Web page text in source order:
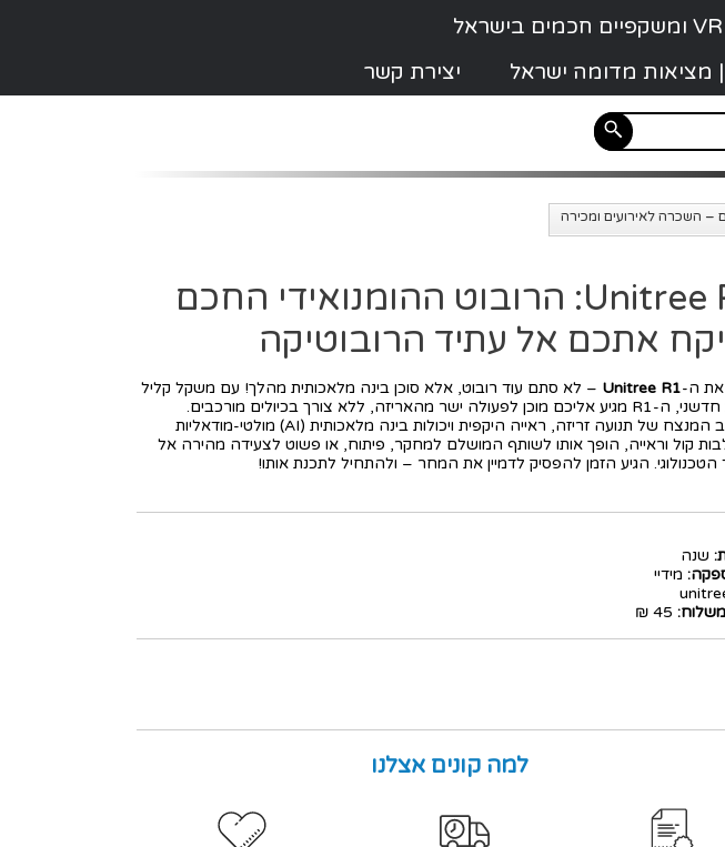
| מציאות מדומה ישראל
יצירת קשר
– השכרה לאירועים ומכירה
Unitree R1: הרובוט ההומנואידי החכם
אתכם אל עתיד הרובוטיקה
את ה-Unitree R1 – לא סתם עוד רובוט, אלא סוכן בינה מלאכותית מהלך! עם משקל קליל
ועיצוב חדשני, ה-R1 מגיע אליכם מוכן לפעולה ישר מהאריזה, ללא צורך בכיולים מורכבים.
השילוב המנצח של תנועה זריזה, ראייה היקפית ויכולות בינה מלאכותית (AI) מולטי-מודאליות
קול וראייה, הופך אותו לשותף המושלם למחקר, פיתוח, או פשוט לצעידה מהירה אל
הטכנולוגי. הגיע הזמן להפסיק לדמיין את המחר – ולהתחיל לתכנת אותו!
שנה
מידיי
45 ₪
למה קונים אצלנו